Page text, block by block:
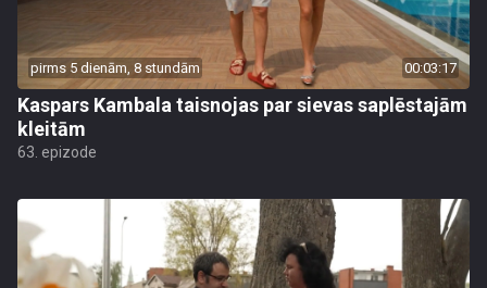
pirms 5 dienām, 8 stundām 00:03:17
Kaspars Kambala taisnojas par sievas saplēstajām
kleitām
63. epizode